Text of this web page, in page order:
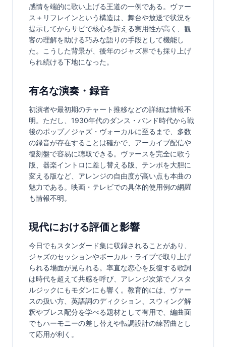
感情を端的に歌い上げる王道の一例である。ヴァー
ス＋リフレインという構造は、舞台や放送で状況を
提示してからサビで核心を訴える実用性が高く、観
客の理解を助ける巧みな語りの手段として機能し
た。こうした背景が、後年のジャズ界でも採り上げ
られ続ける下地になった。
有名な演奏・録音
初演者や最初期のチャート推移などの詳細は情報不
明。ただし、1930年代のダンス・バンド時代から戦
後のポップ／ジャズ・ヴォーカルに至るまで、多数
の録音が存在することは確かで、アーカイブ配信や
復刻盤で容易に聴取できる。ヴァースを完全に歌う
版、器楽イントロに差し替える版、テンポを大胆に
変える版など、アレンジの自由度が高い点も本曲の
魅力である。映画・テレビでの具体的使用例の網羅
も情報不明。
現代における評価と影響
今日でもスタンダード集に収録されることがあり、
ジャズのセッションやボーカル・ライブで取り上げ
られる場面が見られる。率直な恋心を反復する歌詞
は時代を超えて共感を呼び、アレンジ次第でノスタ
ルジックにもモダンにも響く。教育的には、ヴァー
スの扱い方、英語詞のディクション、スウィング解
釈やブレス配分を学べる題材として有用で、編曲面
でもハーモニーの差し替えや転調設計の練習曲とし
て応用が利く。